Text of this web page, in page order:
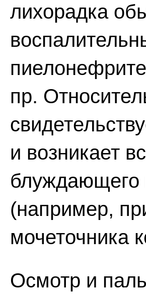
лихорадка
пр.
и возникает
блуждающего
(например,
мочеточника
Осмотр и